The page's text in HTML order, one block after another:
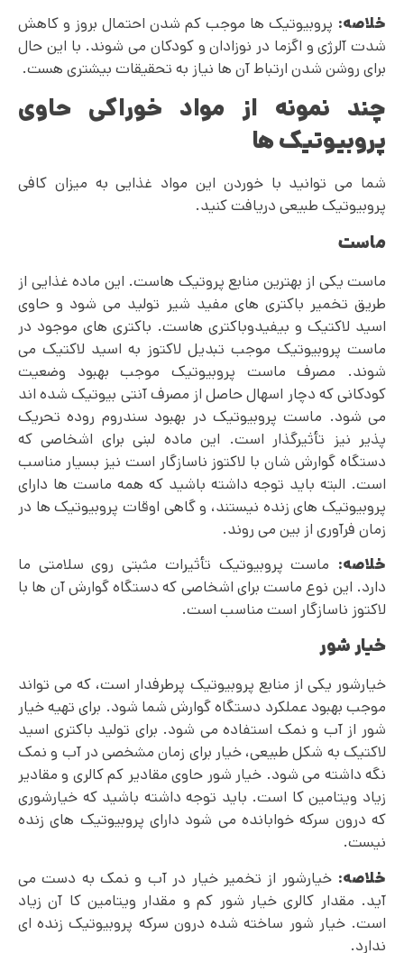
خلاصه: پروبیوتیک ها موجب کم شدن احتمال بروز و کاهش
شدت آلرژی و اگزما در نوزادان و کودکان می شوند. با این حال
برای روشن شدن ارتباط آن ها نیاز به تحقیقات بیشتری هست.
چند نمونه از مواد خوراکی حاوی
پروبیوتیک ها
شما می توانید با خوردن این مواد غذایی به میزان کافی
پروبیوتیک طبیعی دریافت کنید.
ماست
ماست یکی از بهترین منابع پروتیک هاست. این ماده غذایی از
طریق تخمیر باکتری های مفید شیر تولید می شود و حاوی
اسید لاکتیک و بیفیدوباکتری هاست. باکتری های موجود در
ماست پروبیوتیک موجب تبدیل لاکتوز به اسید لاکتیک می
شوند. مصرف ماست پروبیوتیک موجب بهبود وضعیت
کودکانی که دچار اسهال حاصل از مصرف آنتی بیوتیک شده اند
می شود. ماست پروبیوتیک در بهبود سندروم روده تحریک
پذیر نیز تأثیرگذار است. این ماده لبنی برای اشخاصی که
دستگاه گوارش شان با لاکتوز ناسازگار است نیز بسیار مناسب
است. البته باید توجه داشته باشید که همه ماست ها دارای
پروبیوتیک های زنده نیستند، و گاهی اوقات پروبیوتیک ها در
زمان فرآوری از بین می روند.
خلاصه: ماست پروبیوتیک تأثیرات مثبتی روی سلامتی ما
دارد. این نوع ماست برای اشخاصی که دستگاه گوارش آن ها با
لاکتوز ناسازگار است مناسب است.
خیار شور
خیارشور یکی از منابع پروبیوتیک پرطرفدار است، که می تواند
موجب بهبود عملکرد دستگاه گوارش شما شود. برای تهیه خیار
شور از آب و نمک استفاده می شود. برای تولید باکتری اسید
لاکتیک به شکل طبیعی، خیار برای زمان مشخصی در آب و نمک
نگه داشته می شود. خیار شور حاوی مقادیر کم کالری و مقادیر
زیاد ویتامین کا است. باید توجه داشته باشید که خیارشوری
که درون سرکه خوابانده می شود دارای پروبیوتیک های زنده
نیست.
خلاصه: خیارشور از تخمیر خیار در آب و نمک به دست می
آید. مقدار کالری خیار شور کم و مقدار ویتامین کا آن زیاد
است. خیار شور ساخته شده درون سرکه پروبیوتیک زنده ای
ندارد.